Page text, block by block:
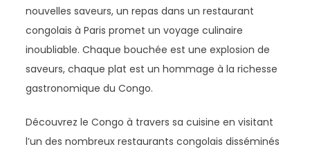
nouvelles saveurs, un repas dans un restaurant
congolais à Paris promet un voyage culinaire
inoubliable. Chaque bouchée est une explosion de
saveurs, chaque plat est un hommage à la richesse
gastronomique du Congo.
Découvrez le Congo à travers sa cuisine en visitant
l’un des nombreux restaurants congolais disséminés